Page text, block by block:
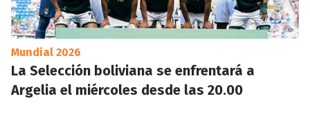
Mundial 2026
La Selección boliviana se enfrentará a
Argelia el miércoles desde las 20.00